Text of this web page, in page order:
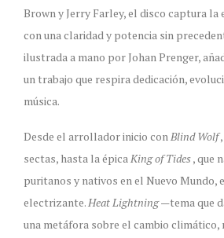
Brown y Jerry Farley, el disco captura la
con una claridad y potencia sin
ilustrada a mano por Johan Prenger,
un trabajo que respira dedicación,
música.
Desde el arrollador inicio conBlind Wolf,
sectas, hasta la épicaKing of Tides, que
puritanos y nativos en el Nuevo Mundo,
electrizante.Heat Lightning—tema que
una metáfora sobre el cambio climático,